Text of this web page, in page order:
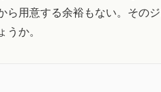
ら用意する余裕もない。その
うか。